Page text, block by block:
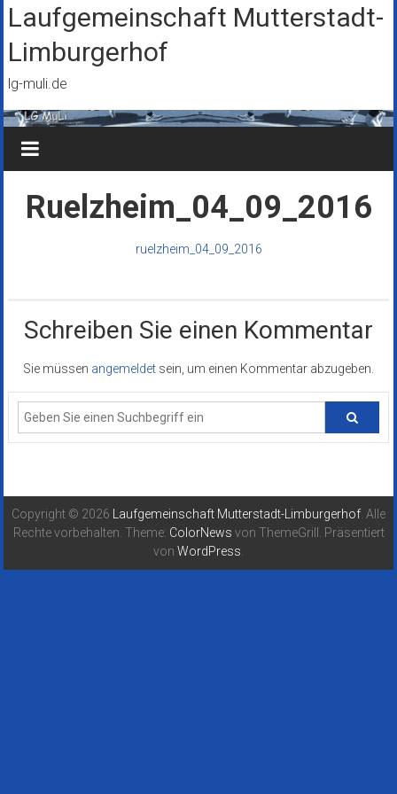
Zum
Inhalt
springen
Laufgemeinschaft Mutterstadt-
Limburgerhof
lg-muli.de
Ruelzheim_04_09_2016
ruelzheim_04_09_2016
Schreiben Sie einen Kommentar
Sie müssen angemeldet sein, um einen Kommentar abzugeben.
Copyright © 2026 Laufgemeinschaft Mutterstadt-Limburgerhof . Alle
Rechte vorbehalten. Theme: ColorNews von ThemeGrill. Präsentiert
von WordPress